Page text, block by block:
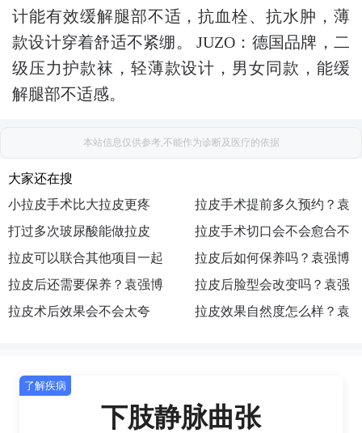
计能有效缓解腿部不适，抗血栓、抗水肿，薄
款设计穿着舒适不紧绷。 JUZO：德国品牌，二
级压力护款袜，轻薄款设计，男女同款，能缓
解腿部不适感。
本站信息仅供参考,不能作为诊断及医疗的依据
大家还在搜
小拉皮手术比大拉皮更疼
吗？袁强博士|医生|怎么挂
号|去哪预约|如何挂号|咨询
拉皮手术提前多久预约？袁
强博士|医生|如何预约|出诊
地点|执业医院|主要在哪
打过多次玻尿酸能做拉皮
吗？袁强博士|医生|在哪坐
诊|执业机构|医院|联系方式
拉皮手术切口会不会愈合不
好？袁强博士|医生|在哪出
诊|去哪找|怎么联系|预约|挂
号
拉皮可以联合其他项目一起
做吗？袁强博士|怎么预约|
挂号|联系|面诊|咨询|在哪出
拉皮后如何保养吗？袁强博
士|医生|怎么挂号|去哪预约|
如何挂号|咨询
拉皮后还需要保养？袁强博
士|医生|如何预约|出诊地点|
拉皮后脸型会改变吗？袁强
博士|医生|在哪坐诊|执业机
拉皮术后效果会不会太夸
拉皮效果自然度怎么样？袁
了解疾病
下肢静脉曲张